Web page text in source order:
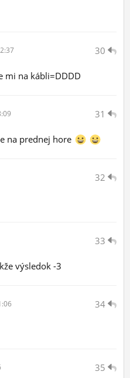
30
mi na kábli=DDDD
31
na prednej hore
32
33
výsledok -3
34
35